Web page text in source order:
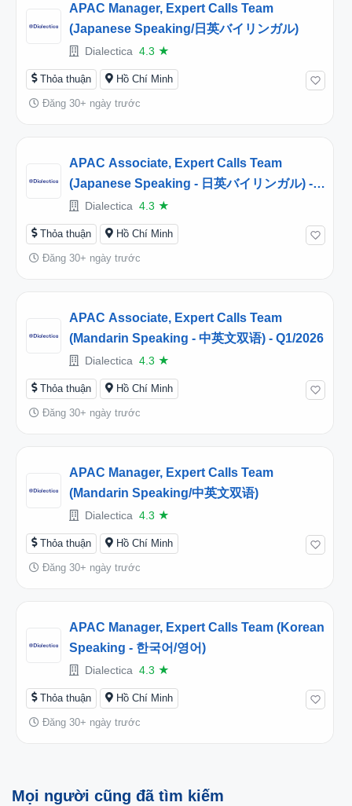
APAC Manager, Expert Calls Team
(Japanese Speaking/日英バイリンガル)
Dialectica 4.3 ★
Thỏa thuận Hồ Chí Minh
Đăng 30+ ngày trước
APAC Associate, Expert Calls Team
(Japanese Speaking - 日英バイリンガル) -
Q1/2026
Dialectica 4.3 ★
Thỏa thuận Hồ Chí Minh
Đăng 30+ ngày trước
APAC Associate, Expert Calls Team
(Mandarin Speaking - 中英文双语) - Q1/2026
Dialectica 4.3 ★
Thỏa thuận Hồ Chí Minh
Đăng 30+ ngày trước
APAC Manager, Expert Calls Team
(Mandarin Speaking/中英文双语)
Dialectica 4.3 ★
Thỏa thuận Hồ Chí Minh
Đăng 30+ ngày trước
APAC Manager, Expert Calls Team (Korean
Speaking - 한국어/영어)
Dialectica 4.3 ★
Thỏa thuận Hồ Chí Minh
Đăng 30+ ngày trước
Mọi người cũng đã tìm kiếm